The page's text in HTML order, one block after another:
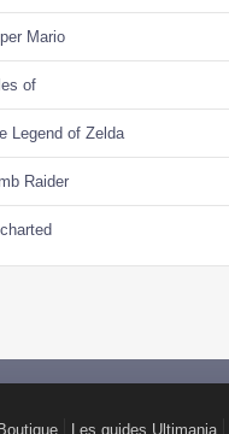
Mario
of
Legend of Zelda
Raider
Boutique Les guides Ultimania